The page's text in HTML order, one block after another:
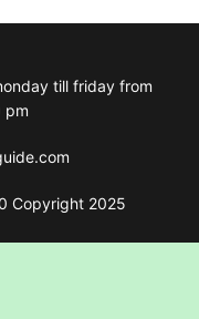
till friday from
pm
Copyright 2025